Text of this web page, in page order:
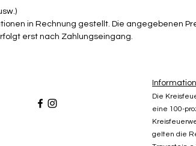
in Rechnung gestellt. Die angegebenen
erst nach Zahlungseingang.
Die
eine 100-
gelten die